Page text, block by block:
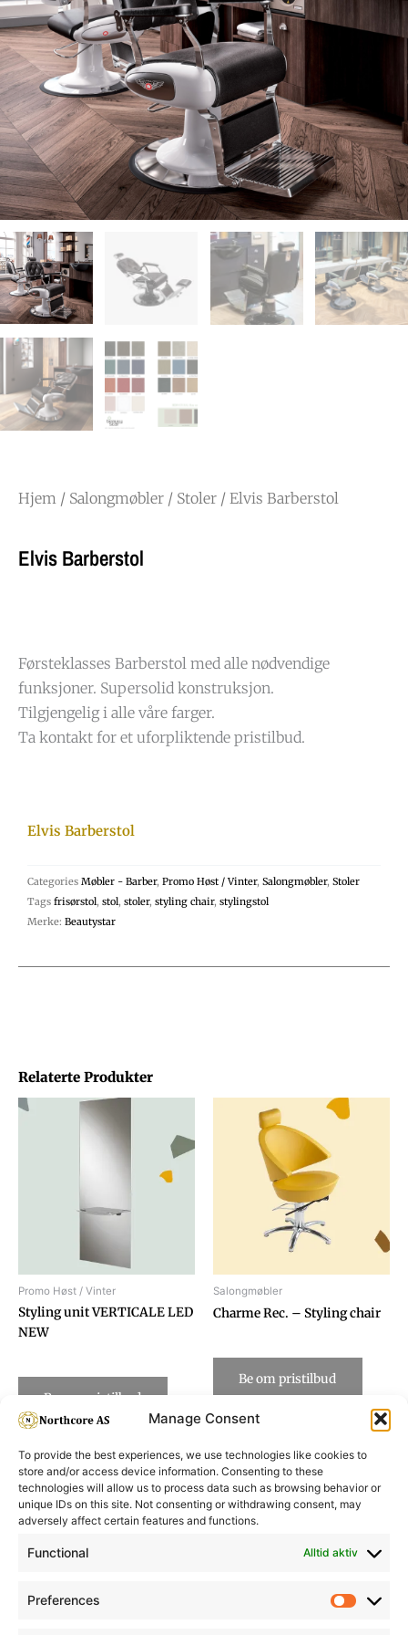
Manage Consent
To provide the best experiences, we use technologies like cookies to
store and/or access device information. Consenting to these
technologies will allow us to process data such as browsing behavior or
unique IDs on this site. Not consenting or withdrawing consent, may
adversely affect certain features and functions.
Functional Alltid aktiv
Preferences
Hjem / Salongmøbler / Stoler / Elvis Barberstol
Elvis Barberstol
Førsteklasses Barberstol med alle nødvendige
funksjoner. Supersolid konstruksjon.
Tilgjengelig i alle våre farger.
Ta kontakt for et uforpliktende pristilbud.
Relaterte Produkter
Promo Høst / Vinter
Styling unit VERTICALE LED
NEW
Be om pristilbud
Salongmøbler
Charme Rec. – Styling chair
Be om pristilbud
Elvis Barberstol
Categories Møbler - Barber, Promo Høst / Vinter, Salongmøbler, Stoler
Tags frisørstol, stol, stoler, styling chair, stylingstol
Merke: Beautystar
Informasjon